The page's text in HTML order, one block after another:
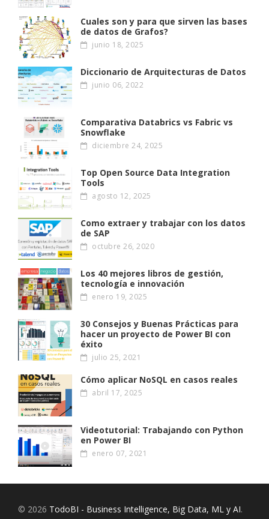
Cuales son y para que sirven las bases
de datos de Grafos?
junio 18, 2025
Diccionario de Arquitecturas de Datos
junio 06, 2022
Comparativa Databrics vs Fabric vs
Snowflake
diciembre 24, 2025
Top Open Source Data Integration
Tools
agosto 12, 2025
Como extraer y trabajar con los datos
de SAP
octubre 26, 2020
Los 40 mejores libros de gestión,
tecnología e innovación
enero 19, 2025
30 Consejos y Buenas Prácticas para
hacer un proyecto de Power BI con
éxito
julio 25, 2021
Cómo aplicar NoSQL en casos reales
abril 17, 2025
Videotutorial: Trabajando con Python
en Power BI
enero 07, 2021
© 2026 TodoBI - Business Intelligence, Big Data, ML y AI.